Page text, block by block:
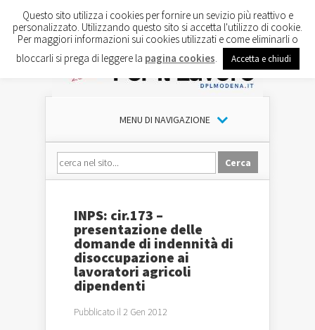
MENU DI NAVIGAZIONE
INPS: cir.173 –
presentazione delle
domande di indennità di
disoccupazione ai
lavoratori agricoli
dipendenti
Pubblicato il 2 Gen 2012
Questo sito utilizza i cookies per fornire un sevizio più reattivo e
personalizzato. Utilizzando questo sito si accetta l'utilizzo di cookie.
Per maggiori informazioni sui cookies utilizzati e come eliminarli o
bloccarli si prega di leggere la pagina cookies Accetta e chiudi